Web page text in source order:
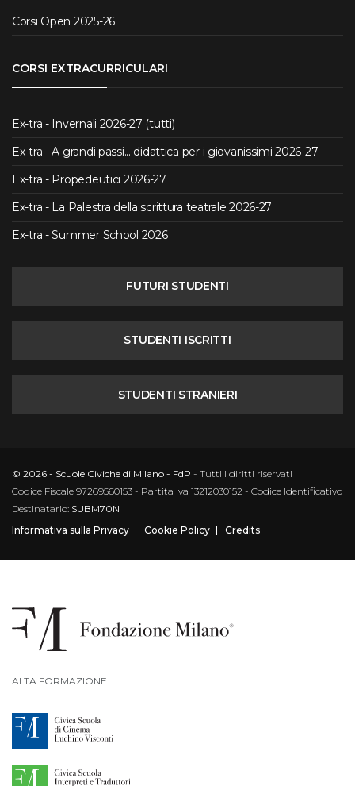
Corsi Open 2025-26
CORSI EXTRACURRICULARI
Ex-tra - Invernali 2026-27 (tutti)
Ex-tra - A grandi passi... didattica per i giovanissimi 2026-27
Ex-tra - Propedeutici 2026-27
Ex-tra - La Palestra della scrittura teatrale 2026-27
Ex-tra - Summer School 2026
FUTURI STUDENTI
STUDENTI ISCRITTI
STUDENTI STRANIERI
© 2026 - Scuole Civiche di Milano - FdP - Tutti i diritti riservati
Codice Fiscale 97269560153 - Partita Iva 13212030152 - Codice Identificativo
Destinatario: SUBM70N
Informativa sulla Privacy
Cookie Policy Credits
ALTA FORMAZIONE